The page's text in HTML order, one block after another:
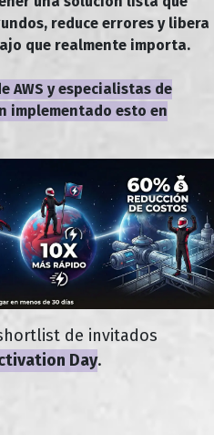
reduce errores y libera
que realmente importa.
AWS y especialistas de
implementado esto en
de invitados
Day.